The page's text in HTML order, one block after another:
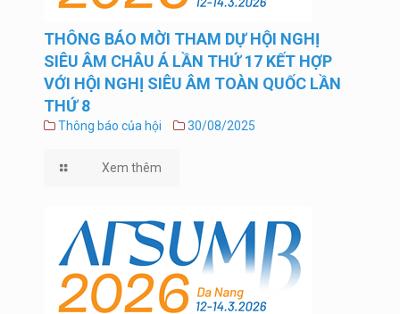
THÔNG BÁO MỜI THAM DỰ HỘI NGHỊ
SIÊU ÂM CHÂU Á LẦN THỨ 17 KẾT HỢP
VỚI HỘI NGHỊ SIÊU ÂM TOÀN QUỐC LẦN
THỨ 8
Thông báo của hội 30/08/2025
Xem thêm